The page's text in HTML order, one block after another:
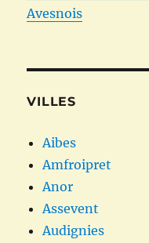
Avesnois
VILLES
Aibes
Amfroipret
Anor
Assevent
Audignies